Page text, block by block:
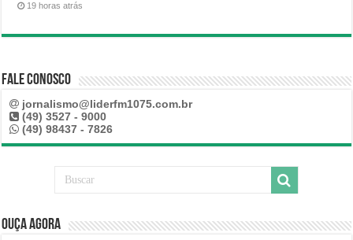
19 horas atrás
Fale Conosco
jornalismo@liderfm1075.com.br
(49) 3527 - 9000
(49) 98437 - 7826
Ouça Agora